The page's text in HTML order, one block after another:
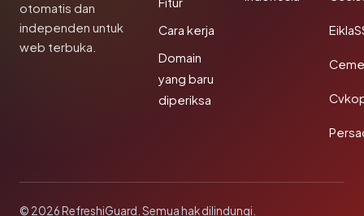
otomatis dan
independen untuk
web terbuka.
Cara kerja
Domain
yang baru
diperiksa
© 2026 RefreshiGuard. Semua hak dilindungi.